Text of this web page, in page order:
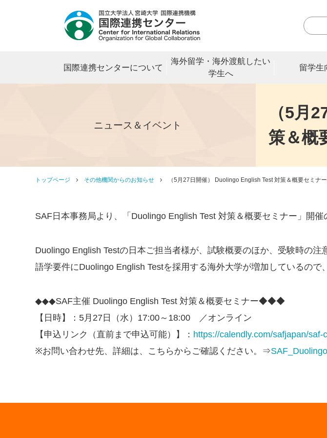
国際連携センターについて
海外留学・海外渡航したい
学生へ
留学生
ニュース＆イベント
（5月
策＆概
トップページ その他機関からのお知らせ （5月27日開催） Duolingo English Test 対策＆概要セミナ
SAF 日本事務局より、「 Duolingo English Test 対策＆概要セミナー」開催
Duolingo English Testの日本ご担当者様が、試験概要のほか、受験時の注
語学要件にDuolingo English Testを採用する海外大学が増加しているので
◆◆◆SAF主催 Duolingo English Test 対策＆概要セミナー◆◆◆
【日時】： 5月 27 日（水） 17:00～ 18:00 ／オンライン
【申込リンク（直前まで申込可能）】： https://calendly.com/safjapan/
※お問い合わせ先、詳細は、こちらからご確認ください。⇒